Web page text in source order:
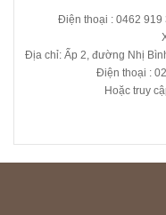
Điện thoại : 0462 919
Địa chỉ: Ấp 2, đường Nhị
Điện thoại :
Hoặc truy